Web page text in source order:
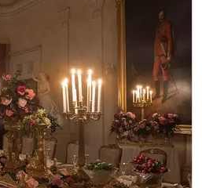
kostenlos
kostenlos
kostenlos